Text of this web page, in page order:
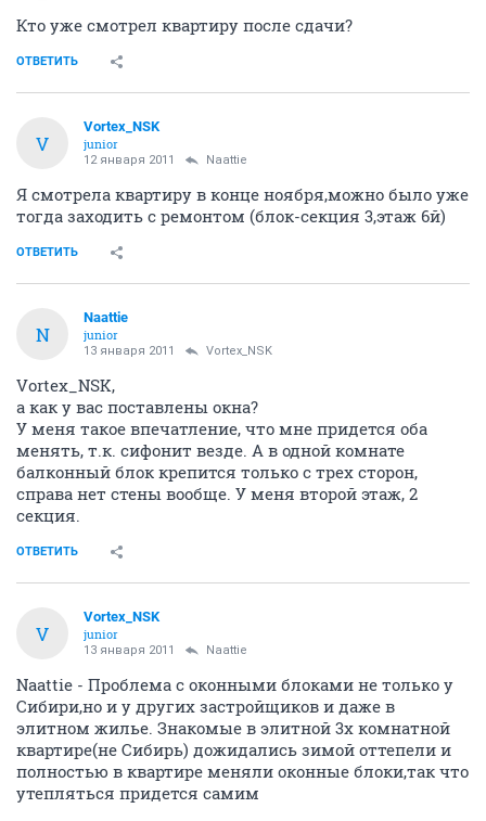
Кто уже смотрел квартиру после сдачи?
ОТВЕТИТЬ
V
Vortex_NSK
junior
12 января 2011 Naattie
Я смотрела квартиру в конце ноября,можно было уже
тогда заходить с ремонтом (блок-секция 3,этаж 6й)
ОТВЕТИТЬ
N
Naattie
junior
13 января 2011 Vortex_NSK
Vortex_NSK,
а как у вас поставлены окна?
У меня такое впечатление, что мне придется оба
менять, т.к. сифонит везде. А в одной комнате
балконный блок крепится только с трех сторон,
справа нет стены вообще. У меня второй этаж, 2
секция.
ОТВЕТИТЬ
V
Vortex_NSK
junior
13 января 2011 Naattie
Naattie - Проблема с оконными блоками не только у
Сибири,но и у других застройщиков и даже в
элитном жилье. Знакомые в элитной 3х комнатной
квартире(не Сибирь) дожидались зимой оттепели и
полностью в квартире меняли оконные блоки,так что
утепляться придется самим